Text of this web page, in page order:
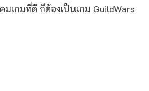
มเกมที่ดี ก็ต้องเป็นเกม GuildWars